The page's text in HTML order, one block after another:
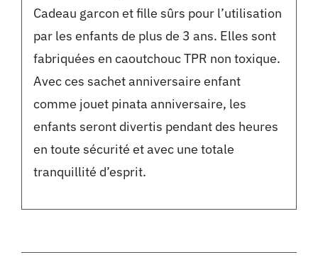
Cadeau garcon et fille sûrs pour l’utilisation
par les enfants de plus de 3 ans. Elles sont
fabriquées en caoutchouc TPR non toxique.
Avec ces sachet anniversaire enfant
comme jouet pinata anniversaire, les
enfants seront divertis pendant des heures
en toute sécurité et avec une totale
tranquillité d’esprit.